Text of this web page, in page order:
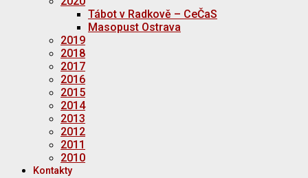
Tábot v Radkově – CeČaS
Masopust Ostrava
2019
2018
2017
2016
2015
2014
2013
2012
2011
2010
Kontakty